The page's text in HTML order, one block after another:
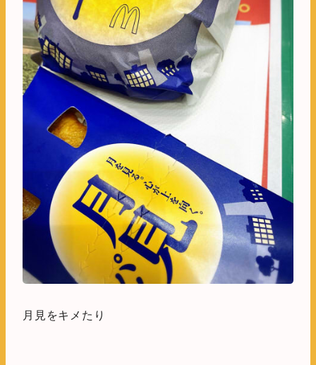
月見をキメたり